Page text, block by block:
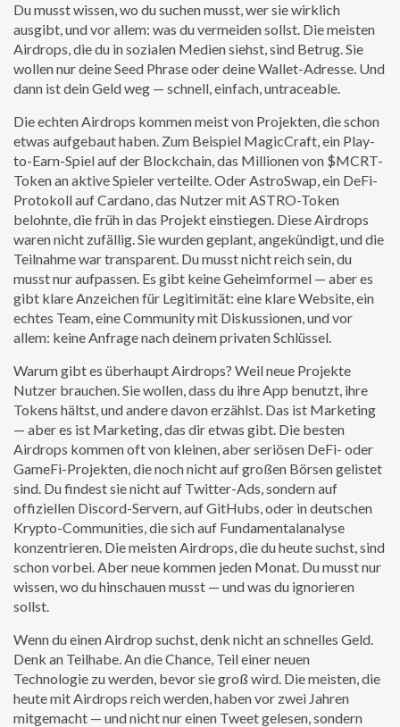
Du musst wissen, wo du suchen musst, wer sie wirklich
ausgibt, und vor allem: was du vermeiden sollst. Die meisten
Airdrops, die du in sozialen Medien siehst, sind Betrug. Sie
wollen nur deine Seed Phrase oder deine Wallet-Adresse. Und
dann ist dein Geld weg — schnell, einfach, untraceable.
Die echten Airdrops kommen meist von Projekten, die schon
etwas aufgebaut haben. Zum Beispiel MagicCraft,ein Play-
to-Earn-Spiel auf der Blockchain, das Millionen von $MCRT-
Token an aktive Spieler verteilte. OderAstroSwap,ein DeFi-
Protokoll auf Cardano, das Nutzer mit ASTRO-Token
belohnte, die früh in das Projekt einstiegen. Diese Airdrops
waren nicht zufällig. Sie wurden geplant, angekündigt, und die
Teilnahme war transparent. Du musst nicht reich sein, du
musst nur aufpassen. Es gibt keine Geheimformel — aber es
gibt klare Anzeichen für Legitimität: eine klare Website, ein
echtes Team, eine Community mit Diskussionen, und vor
allem: keine Anfrage nach deinem privaten Schlüssel.
Warum gibt es überhaupt Airdrops? Weil neue Projekte
Nutzer brauchen. Sie wollen, dass du ihre App benutzt, ihre
Tokens hältst, und andere davon erzählst. Das ist Marketing
— aber es ist Marketing, das dir etwas gibt. Die besten
Airdrops kommen oft von kleinen, aber seriösen DeFi- oder
GameFi-Projekten, die noch nicht auf großen Börsen gelistet
sind. Du findest sie nicht auf Twitter-Ads, sondern auf
offiziellen Discord-Servern, auf GitHubs, oder in deutschen
Krypto-Communities, die sich auf Fundamentalanalyse
konzentrieren. Die meisten Airdrops, die du heute suchst, sind
schon vorbei. Aber neue kommen jeden Monat. Du musst nur
wissen, wo du hinschauen musst — und was du ignorieren
sollst.
Wenn du einen Airdrop suchst, denk nicht an schnelles Geld.
Denk an Teilhabe. An die Chance, Teil einer neuen
Technologie zu werden, bevor sie groß wird. Die meisten, die
heute mit Airdrops reich werden, haben vor zwei Jahren
mitgemacht — und nicht nur einen Tweet gelesen, sondern